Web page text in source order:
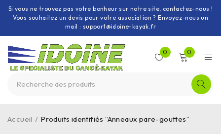
Si vous ne trouvez pas votre bonheur sur notre site, contactez-nous !
Vous souhaitez un devis pour votre association ? Envoyez-nous un
mail : support@idoine-kayak.fr
0 0
Accueil / Produits identifiés “Anneaux pare-gouttes”